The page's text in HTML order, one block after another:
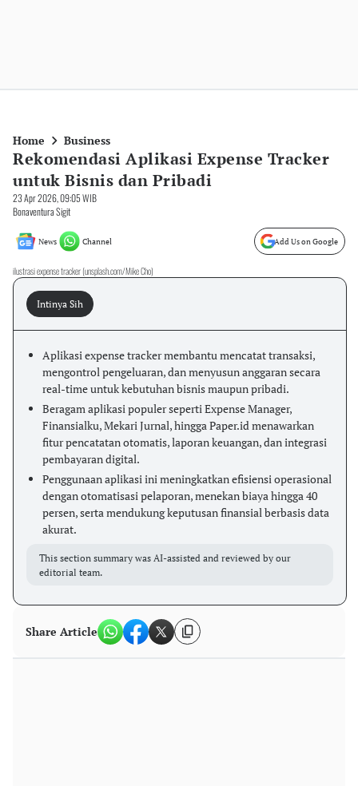
Home Business
Rekomendasi Aplikasi Expense Tracker
untuk Bisnis dan Pribadi
23 Apr 2026, 09:05 WIB
Bonaventura Sigit
News Channel Add Us on Google
ilustrasi expense tracker (unsplash.com/Mike Cho)
Intinya Sih
Aplikasi expense tracker membantu mencatat transaksi,
mengontrol pengeluaran, dan menyusun anggaran secara
real-time untuk kebutuhan bisnis maupun pribadi.
Beragam aplikasi populer seperti Expense Manager,
Finansialku, Mekari Jurnal, hingga Paper.id menawarkan
fitur pencatatan otomatis, laporan keuangan, dan integrasi
pembayaran digital.
Penggunaan aplikasi ini meningkatkan efisiensi operasional
dengan otomatisasi pelaporan, menekan biaya hingga 40
persen, serta mendukung keputusan finansial berbasis data
akurat.
This section summary was AI-assisted and reviewed by our
editorial team.
Share Article